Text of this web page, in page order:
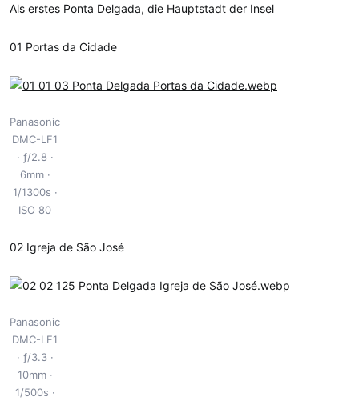
Als erstes Ponta Delgada, die Hauptstadt der Insel
01 Portas da Cidade
Panasonic
DMC-LF1
ƒ/2.8
6mm
1/1300s
ISO 80
02 Igreja de São José
Panasonic
DMC-LF1
ƒ/3.3
10mm
1/500s